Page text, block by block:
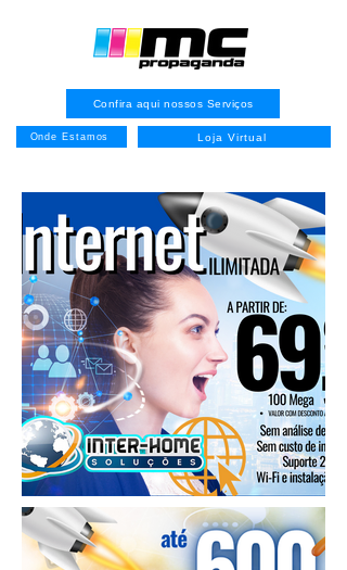
Confira aqui nossos Serviços
Onde Estamos Loja Virtual